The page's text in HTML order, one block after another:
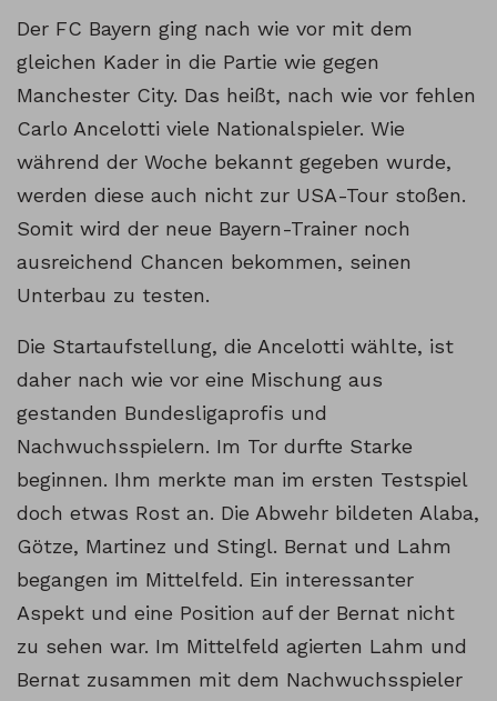
Der FC Bayern ging nach wie vor mit dem
gleichen Kader in die Partie wie gegen
Manchester City. Das heißt, nach wie vor fehlen
Carlo Ancelotti viele Nationalspieler. Wie
während der Woche bekannt gegeben wurde,
werden diese auch nicht zur USA-Tour stoßen.
Somit wird der neue Bayern-Trainer noch
ausreichend Chancen bekommen, seinen
Unterbau zu testen.
Die Startaufstellung, die Ancelotti wählte, ist
daher nach wie vor eine Mischung aus
gestanden Bundesligaprofis und
Nachwuchsspielern. Im Tor durfte Starke
beginnen. Ihm merkte man im ersten Testspiel
doch etwas Rost an. Die Abwehr bildeten Alaba,
Götze, Martinez und Stingl. Bernat und Lahm
begangen im Mittelfeld. Ein interessanter
Aspekt und eine Position auf der Bernat nicht
zu sehen war. Im Mittelfeld agierten Lahm und
Bernat zusammen mit dem Nachwuchsspieler